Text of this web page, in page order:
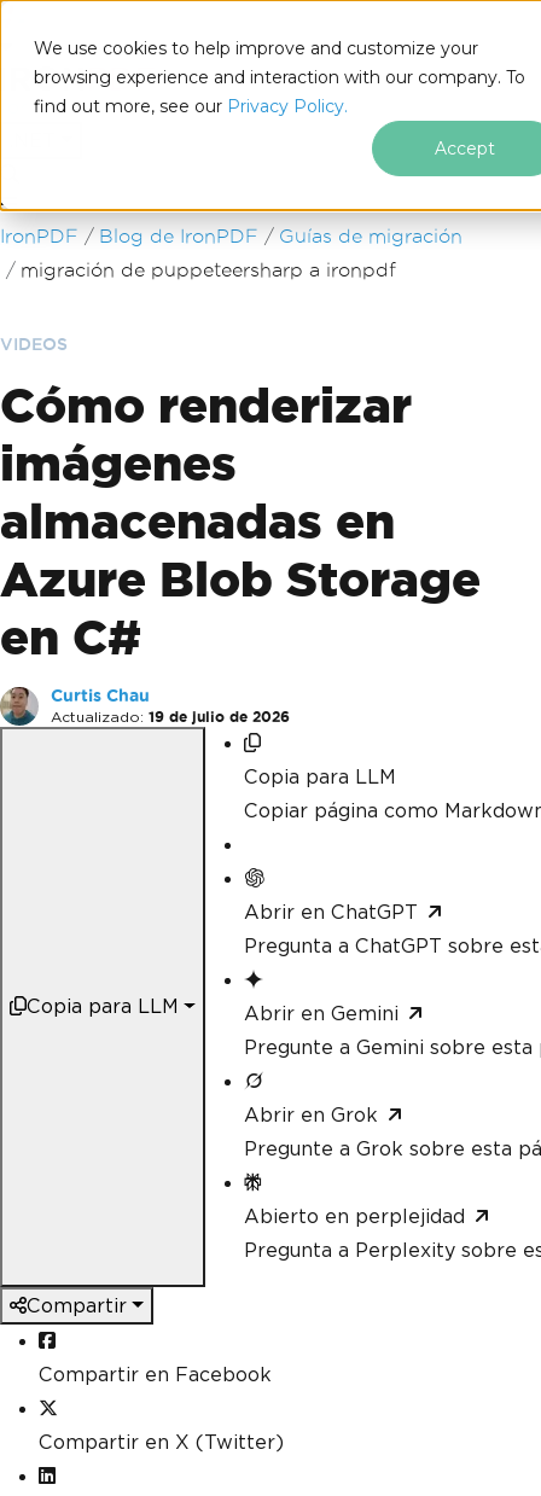
We use cookies to help improve and customize your
browsing experience and interaction with our company. To
find out more, see our Privacy Policy.
Accept
Saltar al pie de página
IronPDF Blog de IronPDF
Guías de migración
migración de puppeteersharp a ironpdf
VIDEOS
Cómo renderizar
imágenes
almacenadas en
Azure Blob Storage
en C#
Curtis Chau
Actualizado: 19 de julio de 2026
Copia para LLM
Copia para LLM
Copiar página como
Abrir en ChatGPT
Pregunta a ChatGPT sobre
Abrir en Gemini
Pregunte a Gemini sobre esta
Abrir en Grok
Pregunte a Grok sobre esta
Abierto en perplejidad
Pregunta a Perplexity sobre
Compartir
Compartir en Facebook
Compartir en X (Twitter)